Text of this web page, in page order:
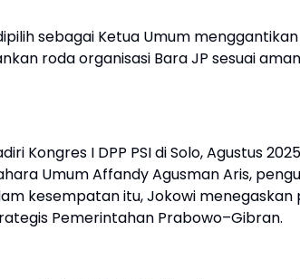
sebagai Ketua Umum
roda organisasi Bara JP sesuai
Kongres I DPP PSI di Solo, Agustus
Umum Affandy Agusman Aris,
kesempatan itu, Jokowi
Pemerintahan Prabowo–Gibran.